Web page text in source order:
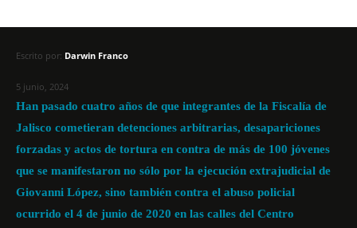
Escrito por: Darwin Franco
5 junio, 2024
Han pasado cuatro años de que integrantes de la Fiscalía de
Jalisco cometieran detenciones arbitrarias, desapariciones
forzadas y actos de tortura en contra de más de 100 jóvenes
que se manifestaron no sólo por la ejecución extrajudicial de
Giovanni López, sino también contra el abuso policial
ocurrido el 4 de junio de 2020 en las calles del Centro